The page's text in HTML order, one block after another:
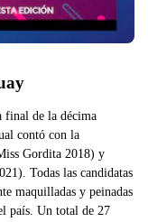
final de la décima
contó con la
Gordita 2018) y
Todas las candidatas
maquilladas y peinadas
país. Un total de 27